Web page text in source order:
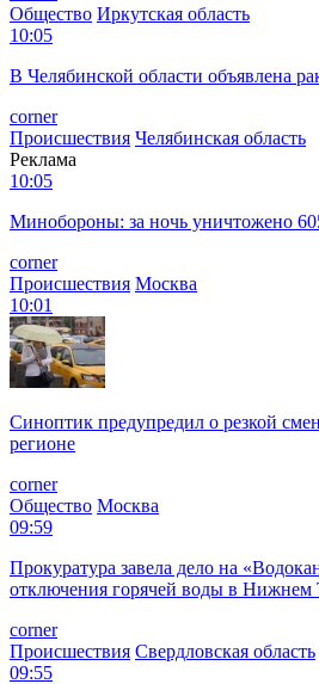
Общество Иркутская область
10:05
В Челябинской области объявлена
corner
Происшествия Челябинская область
Реклама
10:05
Минобороны: за ночь уничтожено
corner
Происшествия Москва
10:01
Синоптик предупредил о резкой
регионе
corner
Общество Москва
09:59
Прокуратура завела дело на
отключения горячей воды в Нижнем
corner
Происшествия Свердловская область
09:55